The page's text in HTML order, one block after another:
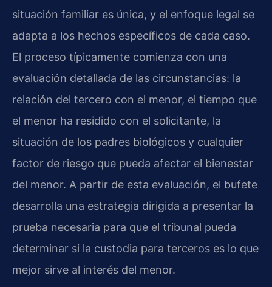
situación familiar es única, y el enfoque legal se
adapta a los hechos específicos de cada caso.
El proceso típicamente comienza con una
evaluación detallada de las circunstancias: la
relación del tercero con el menor, el tiempo que
el menor ha residido con el solicitante, la
situación de los padres biológicos y cualquier
factor de riesgo que pueda afectar el bienestar
del menor. A partir de esta evaluación, el bufete
desarrolla una estrategia dirigida a presentar la
prueba necesaria para que el tribunal pueda
determinar si la custodia para terceros es lo que
mejor sirve al interés del menor.